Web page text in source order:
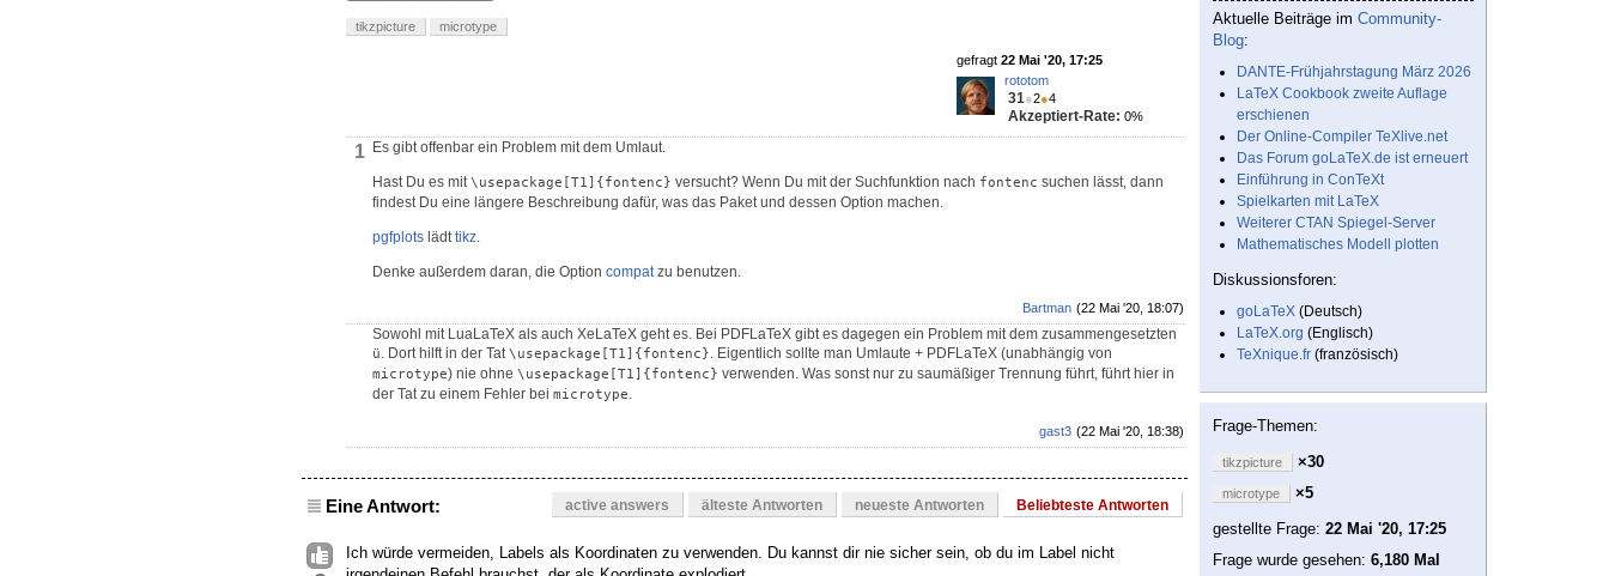
tikzpicture microtype
gefragt 22 Mai '20, 17:25
rototom
31●2●4
Akzeptiert-Rate: 0%
1 Es gibt offenbar ein Problem mit dem Umlaut.
Hast Du es mit\usepackage[T1]{fontenc} versucht? Wenn Du mit der Suchfunktion nach fontenc suchen lässt, dann
findest Du eine längere Beschreibung dafür, was das Paket und dessen Option machen.
pgfplots lädttikz.
Denke außerdem daran, die Option compatzu benutzen.
(22 Mai '20, 18:07)
Bartman
Sowohl mit LuaLaTeX als auch XeLaTeX geht es. Bei PDFLaTeX gibt es dagegen ein Problem mit dem zusammengesetzten
ü. Dort hilft in der Tat\usepackage[T1]{fontenc}. Eigentlich sollte man Umlaute + PDFLaTeX (unabhängig von
microtype) nie ohne \usepackage[T1]{fontenc} verwenden. Was sonst nur zu saumäßiger Trennung führt, führt hier in
der Tat zu einem Fehler bei microtype.
(22 Mai '20, 18:38)
gast3
Eine Antwort: active answers älteste Antworten neueste Antworten Beliebteste Antworten
Ich würde vermeiden, Labels als Koordinaten zu verwenden. Du kannst dir nie sicher sein, ob du im Label nicht
Aktuelle Beiträge im Community-
Blog:
DANTE-Frühjahrstagung März 2026
LaTeX Cookbook zweite Auflage
erschienen
Der Online-Compiler TeXlive.net
Das Forum goLaTeX.de ist erneuert
Einführung in ConTeXt
Spielkarten mit LaTeX
Weiterer CTAN Spiegel-Server
Mathematisches Modell plotten
Diskussionsforen:
goLaTeX (Deutsch)
LaTeX.org (Englisch)
TeXnique.fr (französisch)
Frage-Themen:
tikzpicture ×30
microtype
×5
gestellte Frage: 22 Mai '20, 17:25
Frage wurde gesehen: 6,180 Mal